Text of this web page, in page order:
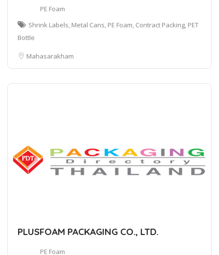
PE Foam
Shrink Labels, Metal Cans, PE Foam, Contract Packing, PET
Bottle
Mahasarakham
PLUSFOAM PACKAGING CO., LTD.
PE Foam